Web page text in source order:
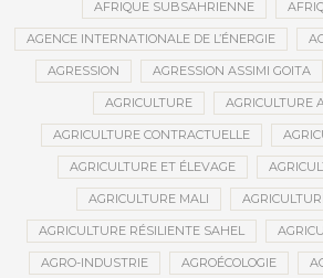
AFRIQUE SUBSAHRIENNE
AGENCE INTERNATIONALE DE L’ÉNERGIE
AGRESSION AGRESSION ASSIMI GOITA
AGRICULTURE AGRICULTURE
AGRICULTURE CONTRACTUELLE
AGRICULTURE ET ÉLEVAGE
AGRICULTURE MALI
AGRICULTURE RÉSILIENTE SAHEL
AGRO-INDUSTRIE AGROÉCOLOGIE